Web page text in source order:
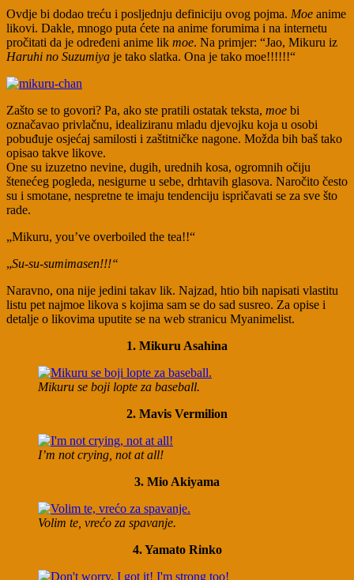
Ovdje bi dodao treću i posljednju definiciju ovog pojma. Moe anime
likovi. Dakle, mnogo puta ćete na anime forumima i na internetu
pročitati da je određeni anime lik moe. Na primjer: “Jao, Mikuru iz
Haruhi no Suzumiya je tako slatka. Ona je tako moe!!!!!!“
Zašto se to govori? Pa, ako ste pratili ostatak teksta, moe bi
označavao privlačnu, idealiziranu mladu djevojku koja u osobi
pobuđuje osjećaj samilosti i zaštitničke nagone. Možda bih baš tako
opisao takve likove.
One su izuzetno nevine, dugih, urednih kosa, ogromnih očiju
štenećeg pogleda, nesigurne u sebe, drhtavih glasova. Naročito često
su i smotane, nespretne te imaju tendenciju ispričavati se za sve što
rade.
„Mikuru, you’ve overboiled the tea!!“
„Su-su-sumimasen!!!“
Naravno, ona nije jedini takav lik. Najzad, htio bih napisati vlastitu
listu pet najmoe likova s kojima sam se do sad susreo. Za opise i
detalje o likovima uputite se na web stranicu Myanimelist.
1. Mikuru Asahina
Mikuru se boji lopte za baseball.
2. Mavis Vermilion
I’m not crying, not at all!
3. Mio Akiyama
Volim te, vrećo za spavanje.
4. Yamato Rinko